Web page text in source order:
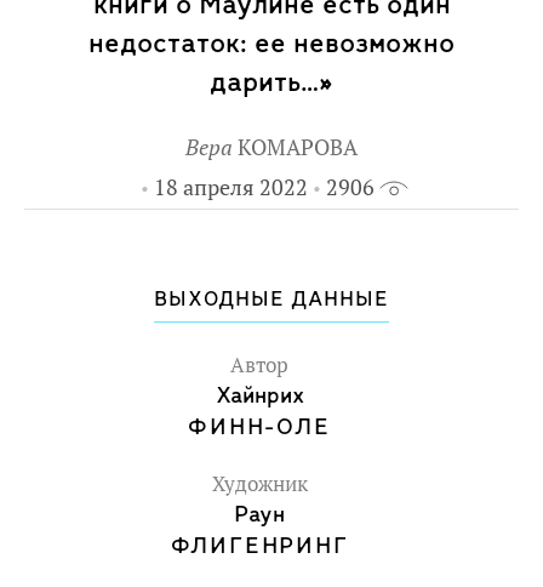
недостаток: ее невозможно
дарить…»
Вера КОМАРОВА
18 апреля 2022
2906
ВЫХОДНЫЕ ДАННЫЕ
Автор
Хайнрих
ФИНН-ОЛЕ
Художник
Раун
ФЛИГЕНРИНГ